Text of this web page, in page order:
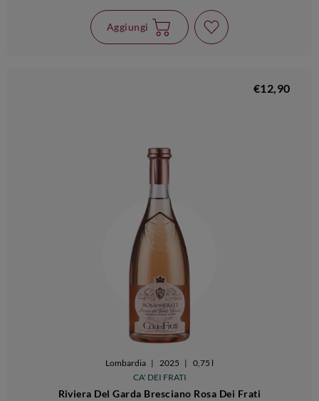
Aggiungi
€12,90
Lombardia | 2025 |
0,75 l
CA' DEI FRATI
Riviera Del Garda Bresciano Rosa Dei Frati